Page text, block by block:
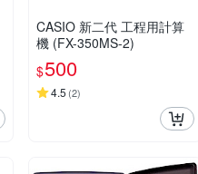
CASIO 新二代 工程用計算
機 (FX-350MS-2)
$500
4.5 (2)